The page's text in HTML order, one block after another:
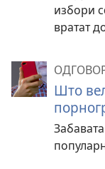
избори
вратат
Што